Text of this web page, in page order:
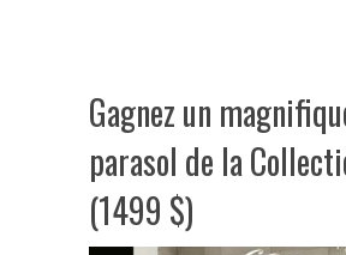
Gagnez un
parasol de la
(1499 $)